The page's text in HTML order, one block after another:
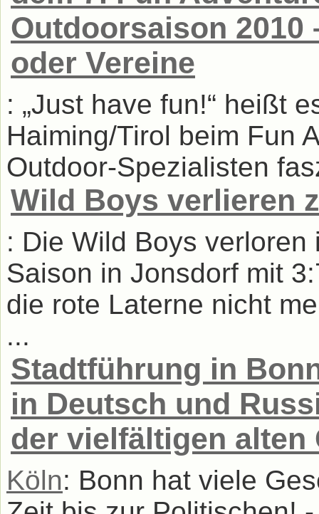
Outdoorsaison 2010
oder Vereine
: „Just have fun!“ heißt
Haiming/Tirol beim Fun
Outdoor-Spezialisten
Wild Boys verlieren
: Die Wild Boys
Saison in Jonsdorf mit
die rote Laterne nicht
...
Stadtführung in
in Deutsch und
der vielfältigen alten
Köln: Bonn hat viele